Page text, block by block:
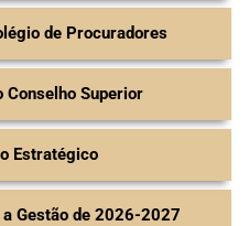
de Procuradores
Conselho Superior
Estratégico
Gestão de 2026-2027​